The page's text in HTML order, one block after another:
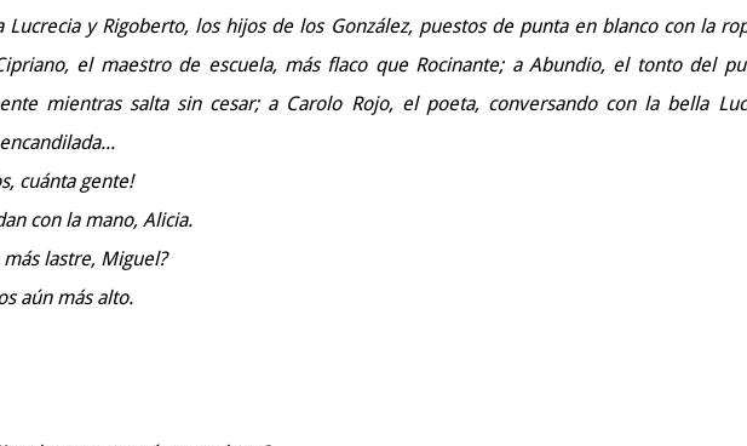
Lucrecia y Rigoberto, los hijos de los González, puestos de punta en blanco con la
el maestro de escuela, más flaco que Rocinante; a Abundio, el tonto del
mientras salta sin cesar; a Carolo Rojo, el poeta, conversando con la bella
cuánta gente!
con la mano, Alicia.
más lastre, Miguel?
aún más alto.